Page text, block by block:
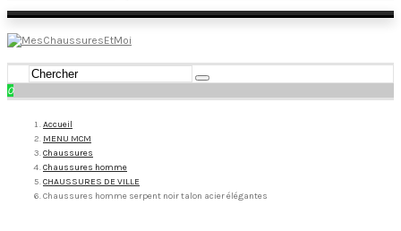
0
Accueil
MENU MCM
Chaussures
Chaussures homme
CHAUSSURES DE VILLE
Chaussures homme serpent noir talon acier élégantes